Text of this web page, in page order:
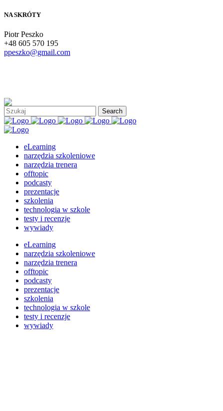
NA SKRÓTY
Piotr Peszko
+48 605 570 195
ppeszko@gmail.com
eLearning
narzędzia szkoleniowe
narzędzia trenera
offtopic
podcasty
prezentacje
szkolenia
technologia w szkole
testy i recenzje
wywiady
eLearning
narzędzia szkoleniowe
narzędzia trenera
offtopic
podcasty
prezentacje
szkolenia
technologia w szkole
testy i recenzje
wywiady